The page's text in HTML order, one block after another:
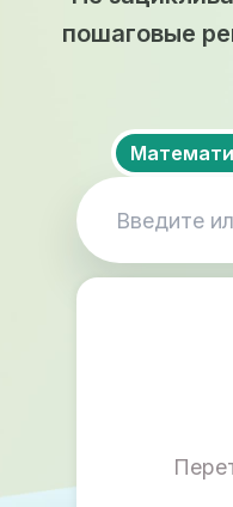
пошаговые